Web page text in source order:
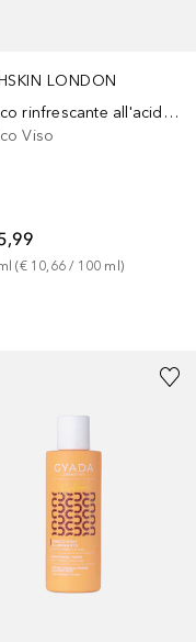
LONDON
Tonico rinfrescante all'acido ialuronico
Viso
(€ 10,66 / 100 ml )